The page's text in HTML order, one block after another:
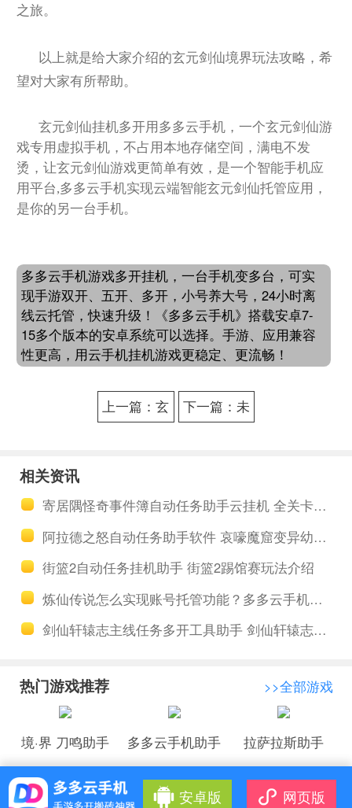
之旅。
以上就是给大家介绍的玄元剑仙境界玩法攻略，希
望对大家有所帮助。
玄元剑仙挂机多开用多多云手机，一个玄元剑仙游
戏专用虚拟手机，不占用本地存储空间，满电不发
烫，让玄元剑仙游戏更简单有效，是一个智能手机应
用平台,多多云手机实现云端智能玄元剑仙托管应用，
是你的另一台手机。
多多云手机游戏多开挂机，一台手机变多台，可实
现手游双开、五开、多开，小号养大号，24小时离
线云托管，快速升级！《多多云手机》搭载安卓7-
15多个版本的安卓系统可以选择。手游、应用兼容
性更高，用云手机挂机游戏更稳定、更流畅！
上一篇：玄
下一篇：未
略
相关资讯
寄居隅怪奇事件簿自动任务助手云挂机 全关卡推理论证攻略汇总
阿拉德之怒自动任务助手软件 哀嚎魔窟变异幼虫怎么打
街篮2自动任务挂机助手 街篮2踢馆赛玩法介绍
炼仙传说怎么实现账号托管功能？多多云手机云端挂机可以支持吗？
剑仙轩辕志主线任务多开工具助手 剑仙轩辕志神之化形隐藏诱敌
热门游戏推荐 >>全部游戏
境·界 刀鸣助手 多多云手机助手 拉萨拉斯助手
安卓版 网页版